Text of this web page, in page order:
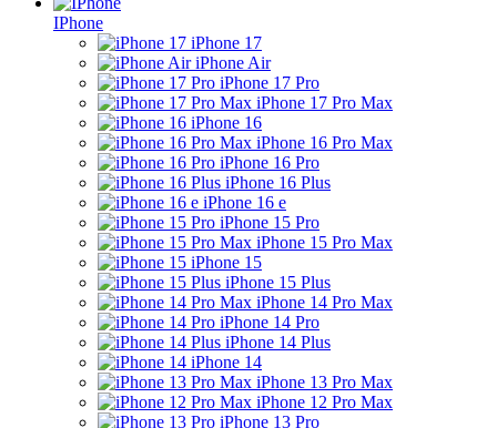
IPhone
iPhone 17
iPhone Air
iPhone 17 Pro
iPhone 17 Pro Max
iPhone 16
iPhone 16 Pro Max
iPhone 16 Pro
iPhone 16 Plus
iPhone 16 e
iPhone 15 Pro
iPhone 15 Pro Max
iPhone 15
iPhone 15 Plus
iPhone 14 Pro Max
iPhone 14 Pro
iPhone 14 Plus
iPhone 14
iPhone 13 Pro Max
iPhone 12 Pro Max
iPhone 13 Pro